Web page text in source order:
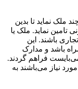
ملک نماید تا بدین
قانونی تامین نماید. ملک یا
باشند. این
باشد و مدارک
فراهم گردند.
نیاز می‌باشند به